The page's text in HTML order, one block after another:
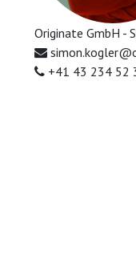
Originate GmbH -
+41 43 234 52